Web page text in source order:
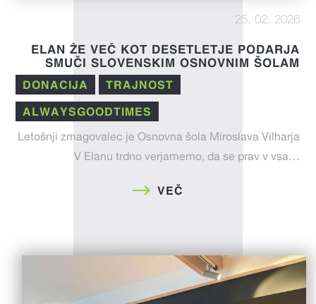
25. 02. 2026
ELAN ŽE VEČ KOT DESETLETJE PODARJA
SMUČI SLOVENSKIM OSNOVNIM ŠOLAM
DONACIJA TRAJNOST
ALWAYSGOODTIMES
Letošnji zmagovalec je Osnovna šola Miroslava Vilharja
V Elanu trdno verjamemo, da se prav v vsa…
VEČ